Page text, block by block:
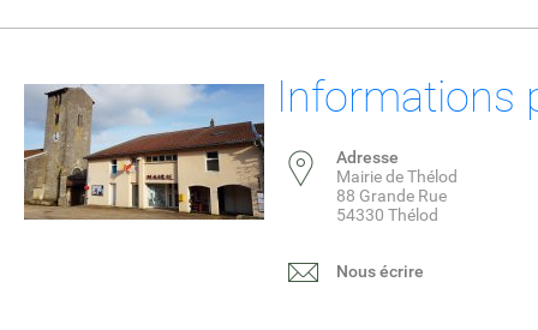
Informations
Adresse
Mairie de Thélod
88 Grande Rue
54330 Thélod
Nous écrire